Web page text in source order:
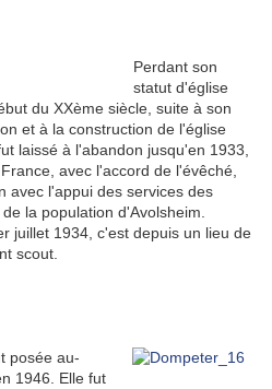
Perdant son
statut d'église
du XXème siècle, suite à son
et à la construction de l'église
laissé à l'abandon jusqu'en 1933,
avec l'accord de l'évêché,
avec l'appui des services des
la population d'Avolsheim.
juillet 1934, c'est depuis un lieu de
scout.
posée au-
1946. Elle fut